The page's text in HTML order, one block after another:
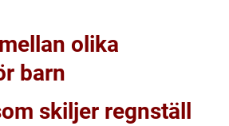
olika
barn
skiljer regnställ